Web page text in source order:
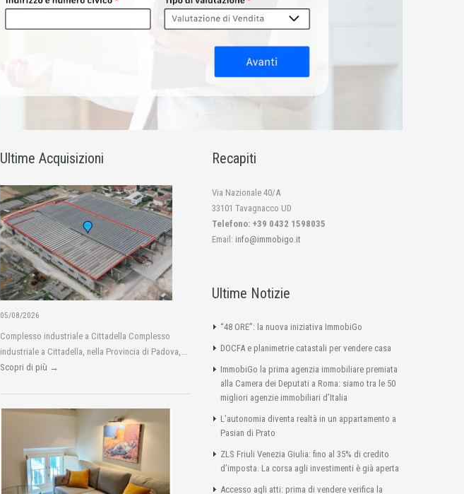
Ultime Acquisizioni
05/08/2026
Complesso industriale a Cittadella Complesso
industriale a Cittadella, nella Provincia di Padova,...
Scopri di più →
Recapiti
Via Nazionale 40/A
33101 Tavagnacco UD
Telefono: +39 0432 1598035
Email: info@immobigo.it
Ultime Notizie
“48 ORE”: la nuova iniziativa ImmobiGo
DOCFA e planimetrie catastali per vendere casa
ImmobiGo la prima agenzia immobiliare premiata
alla Camera dei Deputati a Roma: siamo tra le 50
migliori agenzie immobiliari d’Italia
L’autonomia diventa realtà in un appartamento a
Pasian di Prato
ZLS Friuli Venezia Giulia: fino al 35% di credito
d’imposta. La corsa agli investimenti è già aperta
Accesso agli atti: prima di vendere verifica la